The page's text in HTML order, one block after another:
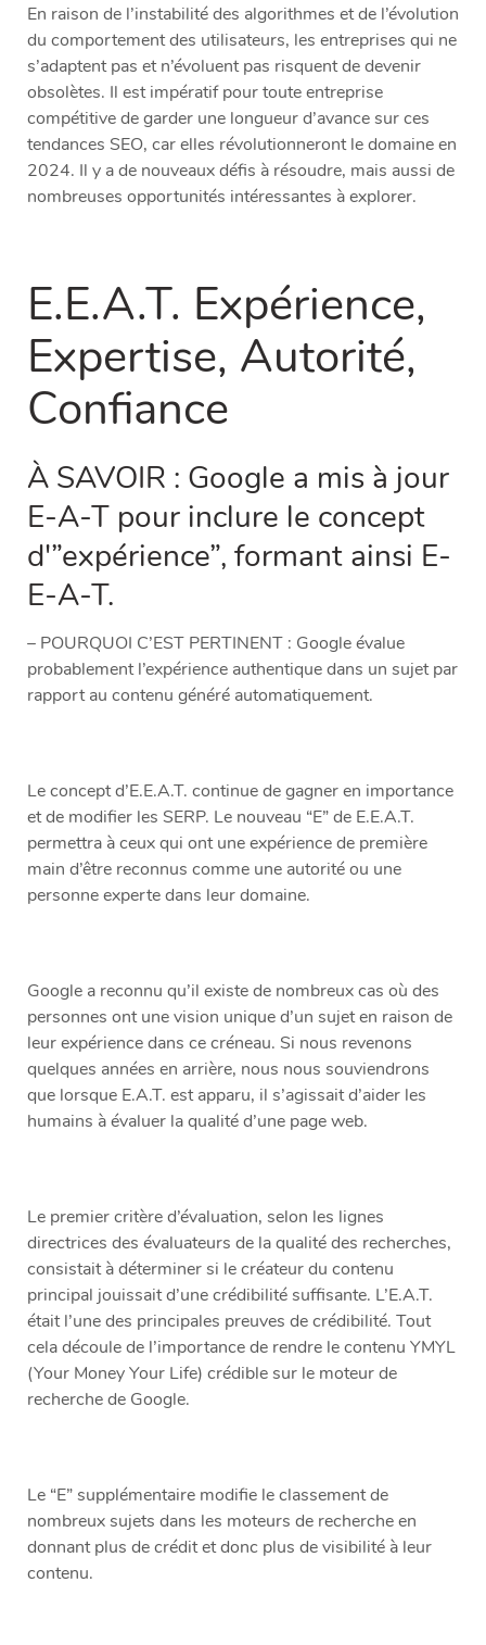
En raison de l’instabilité des algorithmes et de l’évolution
du comportement des utilisateurs, les entreprises qui ne
s’adaptent pas et n’évoluent pas risquent de devenir
obsolètes. Il est impératif pour toute entreprise
compétitive de garder une longueur d’avance sur ces
tendances SEO, car elles révolutionneront le domaine en
2024. Il y a de nouveaux défis à résoudre, mais aussi de
nombreuses opportunités intéressantes à explorer.
E.E.A.T. Expérience,
Expertise, Autorité,
Confiance
À SAVOIR : Google a mis à jour
E-A-T pour inclure le concept
d'”expérience”, formant ainsi E-
E-A-T.
– POURQUOI C’EST PERTINENT : Google évalue
probablement l’expérience authentique dans un sujet par
rapport au contenu généré automatiquement.
Le concept d’E.E.A.T. continue de gagner en importance
et de modifier les SERP. Le nouveau “E” de E.E.A.T.
permettra à ceux qui ont une expérience de première
main d’être reconnus comme une autorité ou une
personne experte dans leur domaine.
Google a reconnu qu’il existe de nombreux cas où des
personnes ont une vision unique d’un sujet en raison de
leur expérience dans ce créneau. Si nous revenons
quelques années en arrière, nous nous souviendrons
que lorsque E.A.T. est apparu, il s’agissait d’aider les
humains à évaluer la qualité d’une page web.
Le premier critère d’évaluation, selon les lignes
directrices des évaluateurs de la qualité des recherches,
consistait à déterminer si le créateur du contenu
principal jouissait d’une crédibilité suffisante. L’E.A.T.
était l’une des principales preuves de crédibilité. Tout
cela découle de l’importance de rendre le contenu YMYL
(Your Money Your Life) crédible sur le moteur de
recherche de Google.
Le “E” supplémentaire modifie le classement de
nombreux sujets dans les moteurs de recherche en
donnant plus de crédit et donc plus de visibilité à leur
contenu.